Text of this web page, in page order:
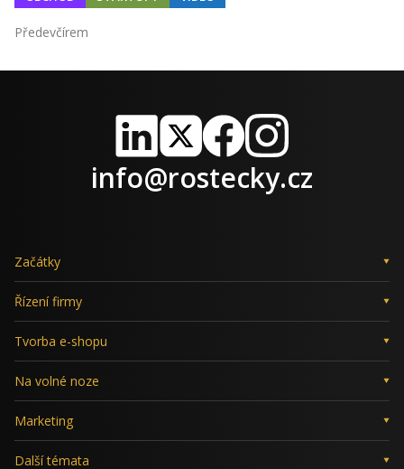
Předevčírem
LinkedIn
X FacebookInstagram
info@rostecky.cz
Začátky
Řízení firmy
Tvorba e-shopu
Na volné noze
Marketing
Další témata